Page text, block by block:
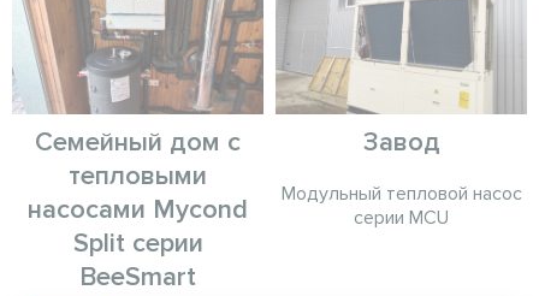
Семейный дом с
тепловыми
насосами Mycond
Split серии
BeeSmart
Завод
Модульный тепловой насос
серии MCU